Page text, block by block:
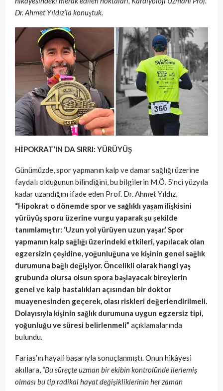
Dr. Ahmet Yıldız’la konuştuk.
HİPOKRAT’IN DA SIRRI: YÜRÜYÜŞ
Günümüzde, spor yapmanın kalp ve damar sağlığı üzerine
faydalı olduğunun bilindiğini, bu bilgilerin M.Ö. 5’nci yüzyıla
kadar uzandığını ifade eden Prof. Dr. Ahmet Yıldız,
“Hipokrat o dönemde spor ve sağlıklı yaşam ilişkisini
yürüyüş sporu üzerine vurgu yaparak şu şekilde
tanımlamıştır: ‘Uzun yol yürüyen uzun yaşar.’ Spor
yapmanın kalp sağlığı üzerindeki etkileri, yapılacak olan
egzersizin çeşidine, yoğunluğuna ve kişinin genel sağlık
durumuna bağlı değişiyor. Öncelikli olarak hangi yaş
grubunda olursa olsun spora başlayacak bireylerin
genel ve kalp hastalıkları açısından bir doktor
muayenesinden geçerek, olası riskleri değerlendirilmeli.
Dolayısıyla kişinin sağlık durumuna uygun egzersiz tipi,
yoğunluğu ve süresi belirlenmeli” açıklamalarında
bulundu.
Farias’ın hayali başarıyla sonuçlanmıştı. Onun hikâyesi
akıllara, “Bu süreçte uzman bir ekibin kontrolünde ilerlemiş
olması bu tip radikal hayat değişikliklerinin her zaman